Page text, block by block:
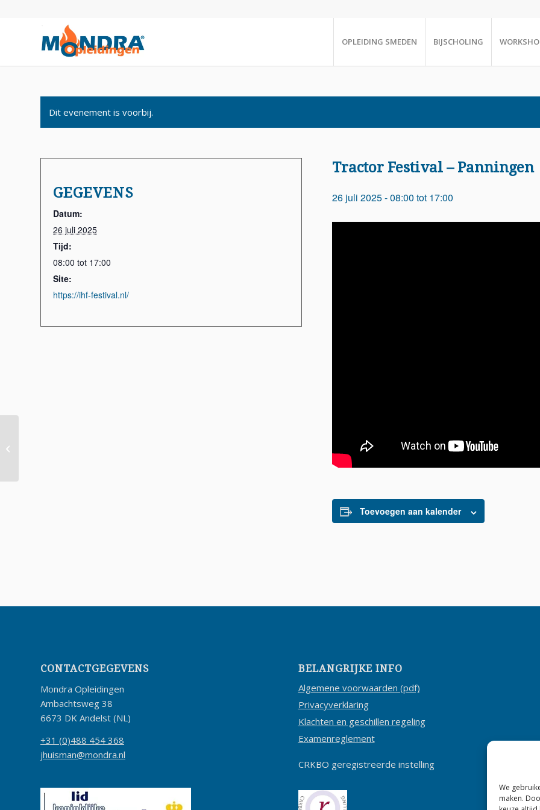
We
maken.
OPLEIDING SMEDEN BIJSCHOLING
Dit evenement is voorbij.
Tractor Festival – Panningen
26 juli 2025 - 08:00 tot 17:00
Toevoegen aan kalender
GEGEVENS
Datum:
26 juli 2025
Tijd:
08:00 tot 17:00
Site:
https://ihf-festival.nl/
CONTACTGEGEVENS
Mondra Opleidingen
Ambachtsweg 38
6673 DK Andelst (NL)
+31 (0)488 454 368
jhuisman@mondra.nl
BELANGRIJKE INFO
Algemene voorwaarden (pdf)
Privacyverklaring
Klachten en geschillen regeling
Examenreglement
CRKBO geregistreerde instelling